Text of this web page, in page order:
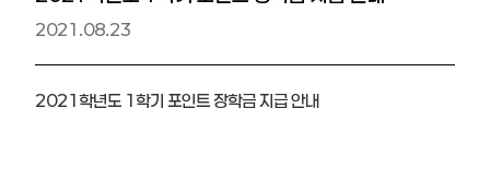
2021.08.23
2021학년도 1학기 포인트 장학금 지급 안내